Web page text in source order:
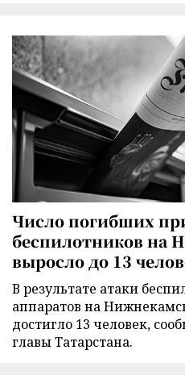
Число погибших
беспилотников на
выросло до 13
В результате атаки
аппаратов на
достигло 13 человек,
главы Татарстана.